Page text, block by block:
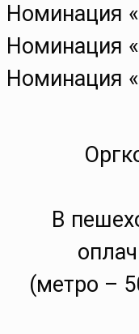
Номинация
Номинация
Номинация
В
(метро –